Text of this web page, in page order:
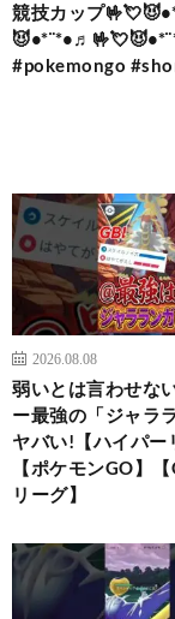
競技カップ
#pokemongo
2026.08.08
弱いとは言わせな
ー最強の「ジャラ
ヤバい!【ハイパー
【ポケモンGO】
リーグ】